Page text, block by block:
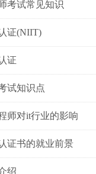
考试常见知识
证(NIIT)
证
试知识点
师对it行业的影响
证书的就业前景
绍